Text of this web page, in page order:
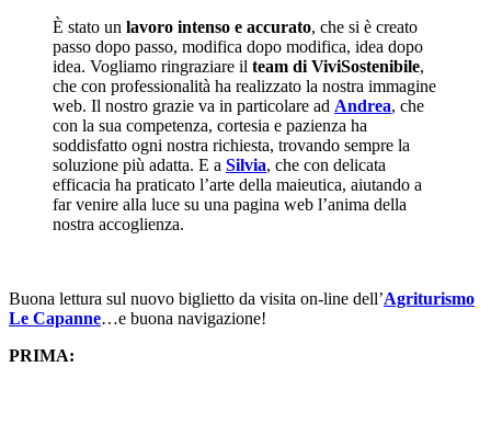
È stato un lavoro intenso e accurato, che si è creato
passo dopo passo, modifica dopo modifica, idea dopo
idea. Vogliamo ringraziare il team di ViviSostenibile,
che con professionalità ha realizzato la nostra immagine
web. Il nostro grazie va in particolare ad Andrea, che
con la sua competenza, cortesia e pazienza ha
soddisfatto ogni nostra richiesta, trovando sempre la
soluzione più adatta. E a Silvia, che con delicata
efficacia ha praticato l’arte della maieutica, aiutando a
far venire alla luce su una pagina web l’anima della
nostra accoglienza.
Buona lettura sul nuovo biglietto da visita on-line dell’Agriturismo
Le Capanne…e buona navigazione!
PRIMA: